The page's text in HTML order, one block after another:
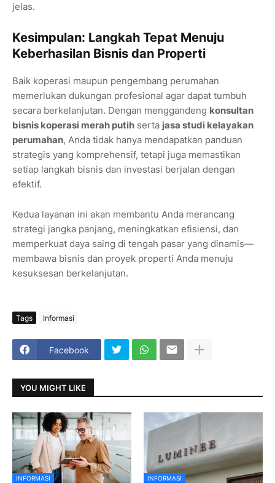
jelas.
Kesimpulan: Langkah Tepat Menuju
Keberhasilan Bisnis dan Properti
Baik koperasi maupun pengembang perumahan
memerlukan dukungan profesional agar dapat tumbuh
secara berkelanjutan. Dengan menggandeng konsultan
bisnis koperasi merah putih serta jasa studi kelayakan
perumahan, Anda tidak hanya mendapatkan panduan
strategis yang komprehensif, tetapi juga memastikan
setiap langkah bisnis dan investasi berjalan dengan
efektif.
Kedua layanan ini akan membantu Anda merancang
strategi jangka panjang, meningkatkan efisiensi, dan
memperkuat daya saing di tengah pasar yang dinamis—
membawa bisnis dan proyek properti Anda menuju
kesuksesan berkelanjutan.
Tags Informasi
Facebook
YOU MIGHT LIKE
INFORMASI INFORMASI